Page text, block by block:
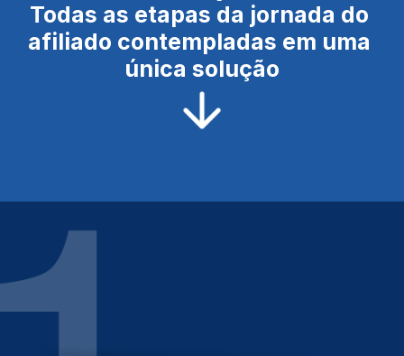
Todas as etapas da jornada do
afiliado contempladas em uma
única solução